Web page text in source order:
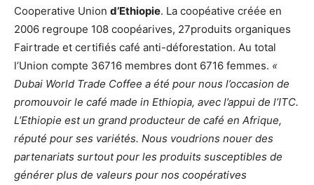
Cooperative Union d’Ethiopie. La coopéative créée en
2006 regroupe 108 coopéarives, 27produits organiques
Fairtrade et certifiés café anti-déforestation. Au total
l’Union compte 36716 membres dont 6716 femmes. «
Dubai World Trade Coffee a été pour nous l’occasion de
promouvoir le café made in Ethiopia, avec l’appui de l’ITC.
L’Ethiopie est un grand producteur de café en Afrique,
réputé pour ses variétés. Nous voudrions nouer des
partenariats surtout pour les produits susceptibles de
générer plus de valeurs pour nos coopératives